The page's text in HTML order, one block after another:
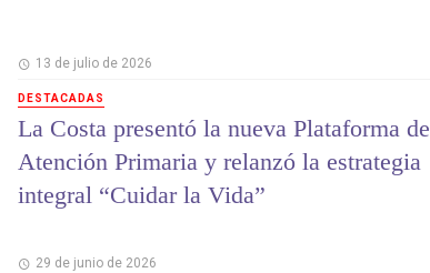
13 de julio de 2026
DESTACADAS
La Costa presentó la nueva Plataforma de
Atención Primaria y relanzó la estrategia
integral “Cuidar la Vida”
29 de junio de 2026